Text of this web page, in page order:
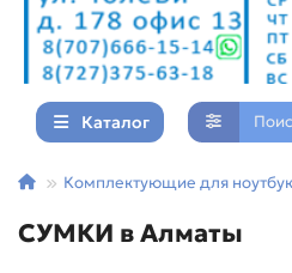
Каталог
Комплектующие для
СУМКИ в Алматы